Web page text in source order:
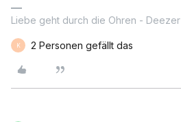
Liebe geht durch die Ohren - Deezer
K 2 Personen gefällt das